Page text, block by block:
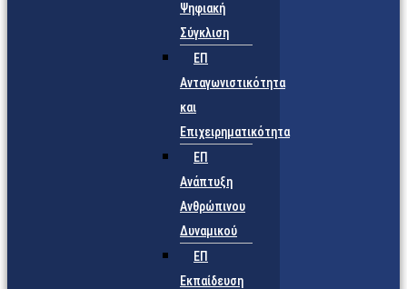
Ψηφιακή
Σύγκλιση
ΕΠ
Ανταγωνιστικότητα
και
Επιχειρηματικότητα
ΕΠ
Ανάπτυξη
Ανθρώπινου
Δυναμικού
ΕΠ
Εκπαίδευση